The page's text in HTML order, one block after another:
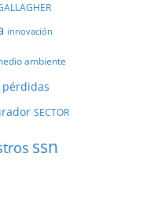
innovación
ambiente
pérdidas
SECTOR
ssn